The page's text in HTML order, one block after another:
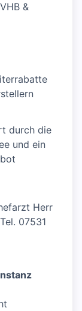
&
durch die
und ein
Herr
07531